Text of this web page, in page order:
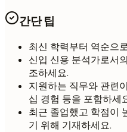
간단 팁
최신 학력부터 역순으
신입 신용 분석가로서
조하세요.
지원하는 직무와 관련
십 경험 등을 포함하세
최근 졸업했고 학점이
기 위해 기재하세요.